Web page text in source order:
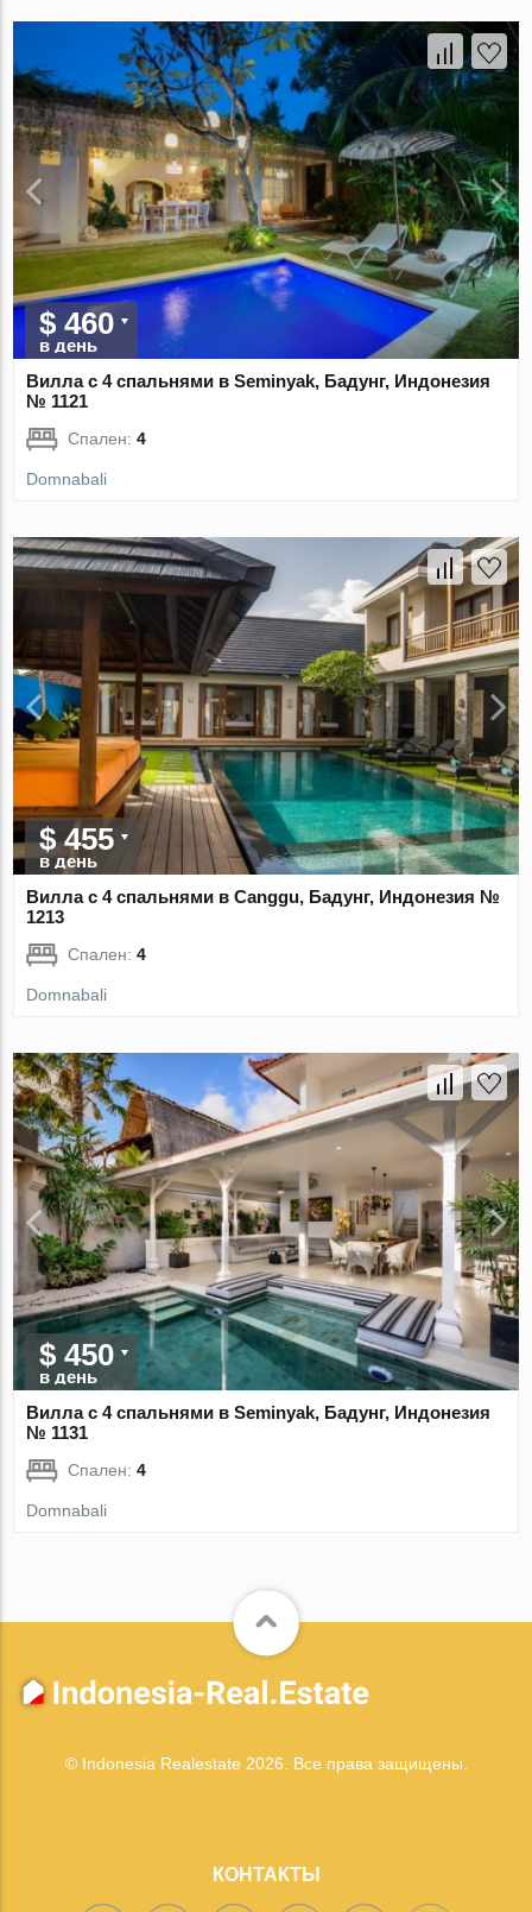
$ 460
в день
Вилла с 4 спальнями в Seminyak, Бадунг, Индонезия
№ 1121
Спален:4
Domnabali
$ 455
в день
Вилла с 4 спальнями в Canggu, Бадунг, Индонезия №
1213
Спален:4
Domnabali
$ 450
в день
Вилла с 4 спальнями в Seminyak, Бадунг, Индонезия
№ 1131
Спален:4
Domnabali
© Indonesia Realestate 2026. Все права защищены.
КОНТАКТЫ